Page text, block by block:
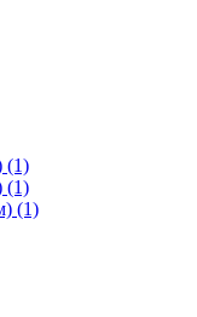
(1)
(1)
(1)